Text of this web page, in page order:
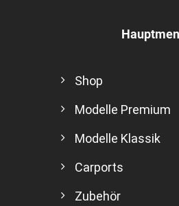
Shop
Modelle Premium
Modelle Klassik
Carports
Zubehör